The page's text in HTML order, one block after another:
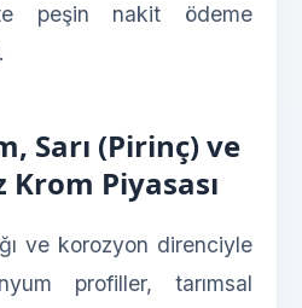
peşin nakit ödeme
Sarı (Pirinç) ve
Krom Piyasası
ve korozyon direnciyle
profiller, tarımsal